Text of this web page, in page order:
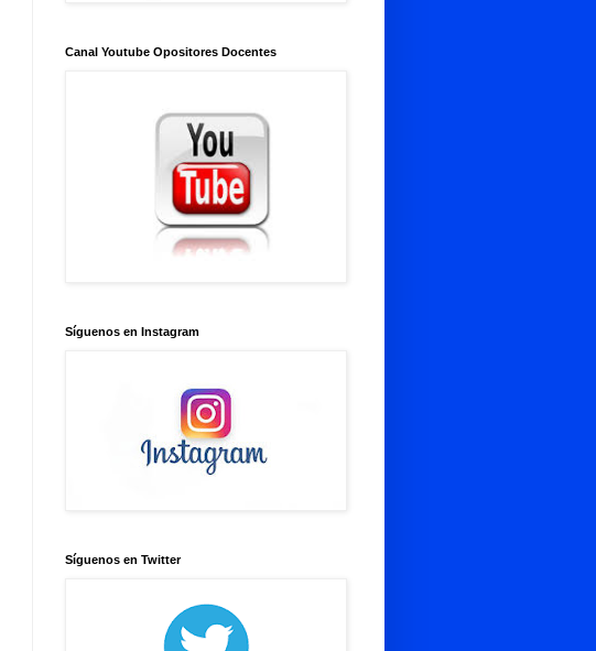
Canal Youtube Opositores Docentes
Síguenos en Instagram
Síguenos en Twitter